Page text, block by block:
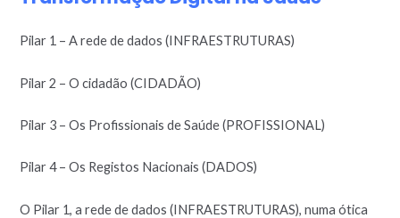
Pilar 1 – A rede de dados (INFRAESTRUTURAS)
Pilar 2 – O cidadão (CIDADÃO)
Pilar 3 – Os Profissionais de Saúde (PROFISSIONAL)
Pilar 4 – Os Registos Nacionais (DADOS)
O Pilar 1, a rede de dados (INFRAESTRUTURAS), numa ótica